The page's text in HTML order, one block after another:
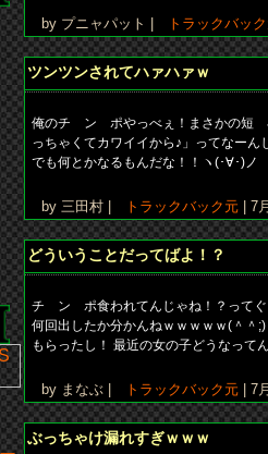
by プニャパット | トラックバッ
ツンツンされてハァハァｗ
俺のチ ン ポやっべぇ！まさかの短
っちゃくてカワイイから♪」ってなー
でも何とかなるもんだな！！ヽ(･∀･)ノ
by 三田村 | トラックバック元 | 7
どういうことだってばよ！？
チ ン ポ食われてんじゃね！？ってぐ
何回出したか分かんねｗｗｗｗｗ(＾
もらったし！ 最近の女の子どうなって
by まなぶ | トラックバック元 | 7
ぶっちゃけ漏れすぎｗｗｗ